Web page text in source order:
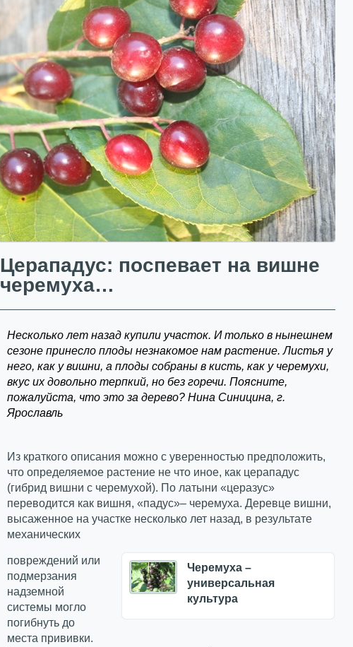
Церападус: поспевает на вишне
черемуха…
Несколько лет назад купили участок. И только в нынешнем
сезоне принесло плоды незнакомое нам растение. Листья у
него, как у вишни, а плоды собраны в кисть, как у черемухи,
вкус их довольно терпкий, но без горечи. Поясните,
пожалуйста, что это за дерево? Нина Синицина, г.
Ярославль
Из краткого описания можно с уверенностью предположить,
что определяемое растение не что иное, как церападус
(гибрид вишни с черемухой). По латыни «церазус»
переводится как вишня, «падус»– черемуха. Деревце вишни,
высаженное на участке несколько лет назад, в результате
механических
Черемуха –
универсальная
культура
повреждений или
подмерзания
надземной
системы могло
погибнуть до
места прививки.